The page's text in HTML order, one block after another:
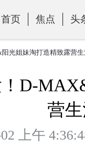
首页 焦点 头
零部件
光姐妹淘打造精致露营
D-
营
02 上午